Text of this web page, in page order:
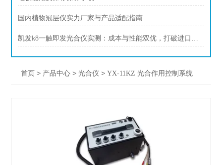
国内植物冠层仪实力厂家与产品适配指南
凯发k8一触即发光合仪实测：成本与性能双优，打破进口依赖新选择
首页 > 产品中心 >光合仪 >YX-11KZ 光合作用控制系统